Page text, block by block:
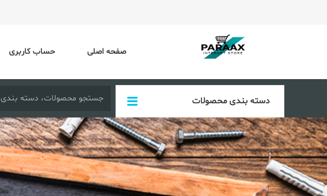
صفحه اصلی حساب کاربری
دسته بندی محصولات